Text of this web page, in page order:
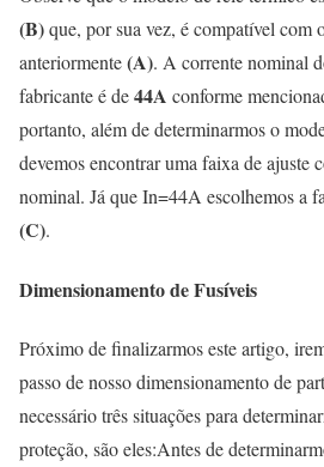
(B)que, por sua vez, é compatível com
anteriormente(A). A corrente nominal
fabricante é de44A conforme
portanto, além de determinarmos o
devemos encontrar uma faixa de ajuste
nominal. Já que In=44A escolhemos a
(C).
Dimensionamento de Fusíveis
Próximo de finalizarmos este artigo,
passo de nosso dimensionamento de
necessário três situações para
proteção, são eles:Antes de